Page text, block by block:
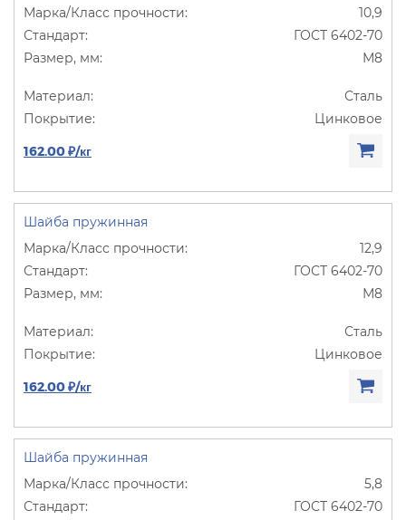
10,9
ГОСТ 6402-70
М8
Сталь
Цинковое
162.00 ₽/кг
Шайба пружинная
12,9
ГОСТ 6402-70
М8
Сталь
Цинковое
162.00 ₽/кг
Шайба пружинная
5,8
ГОСТ 6402-70